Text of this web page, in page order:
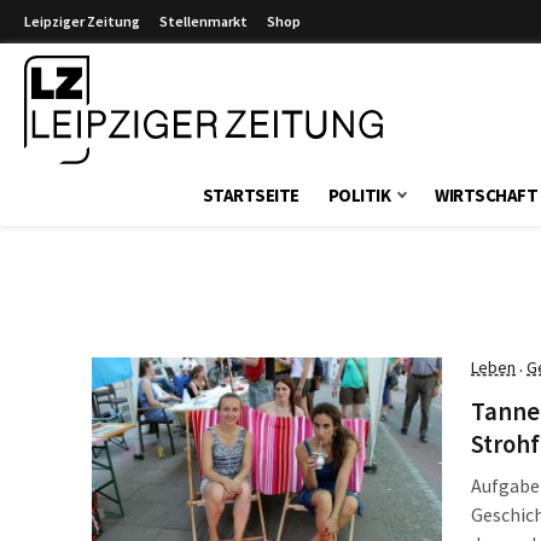
Leipziger Zeitung Stellenmarkt Shop
STARTSEITE POLITIK WIRTSCHAFT
Leben ·